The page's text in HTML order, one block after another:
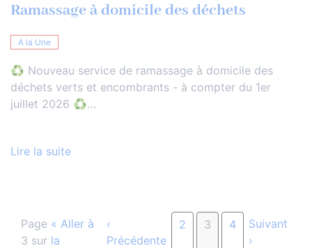
Ramassage à domicile des déchets
A la Une
♻️ Nouveau service de ramassage à domicile des
déchets verts et encombrants - à compter du 1er
juillet 2026 ♻️…
Lire la suite
Page
3 sur
« Aller à
la
‹
Précédente
2 3 4
Suivant
›